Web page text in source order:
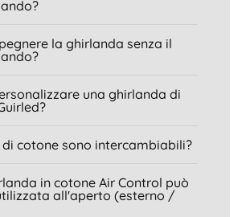
la ghirlanda senza il
una ghirlanda di
di cotone sono intercambiabili?
in cotone Air Control può
all'aperto (esterno /